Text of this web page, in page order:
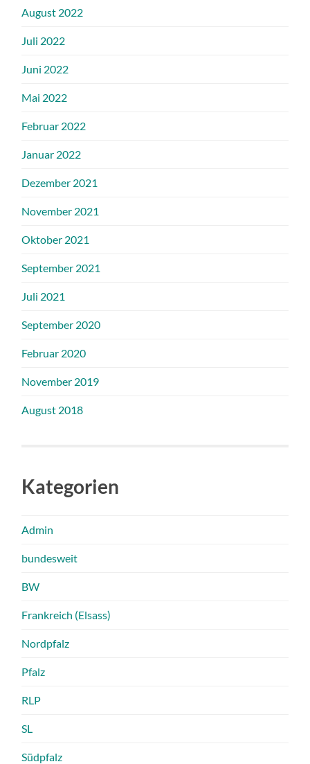
August 2022
Juli 2022
Juni 2022
Mai 2022
Februar 2022
Januar 2022
Dezember 2021
November 2021
Oktober 2021
September 2021
Juli 2021
September 2020
Februar 2020
November 2019
August 2018
Kategorien
Admin
bundesweit
BW
Frankreich (Elsass)
Nordpfalz
Pfalz
RLP
SL
Südpfalz